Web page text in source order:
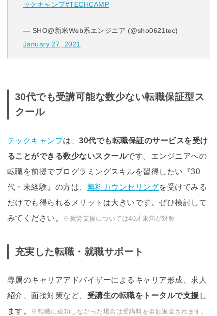
ックキャンプ#TECHCAMP
— SHO@新米Web系エンジニア (@sho0621tec)
January 27, 2021
30代でも受講可能な数少ない転職保証型ス
クール
テックキャンプは、30代でも転職保証のサービスを受け
ることができる数少ないスクールです。エンジニアへの
転職を前提でプログラミングスキルを習得したい『30
代・未経験』の方は、 無料カウンセリングを受けてみる
だけでも得られるメリットは大きいです。ぜひ検討して
みてください。
※就労支援については40才未満が対称
充実した転職・就職サポート
専属のキャリアアドバイザーによるキャリア形成、求人
紹介、面接対策など、 受講生の転職をトータルで支援 し
ます。
※転職に成功しなかった場合は受講料を全額返金されます。